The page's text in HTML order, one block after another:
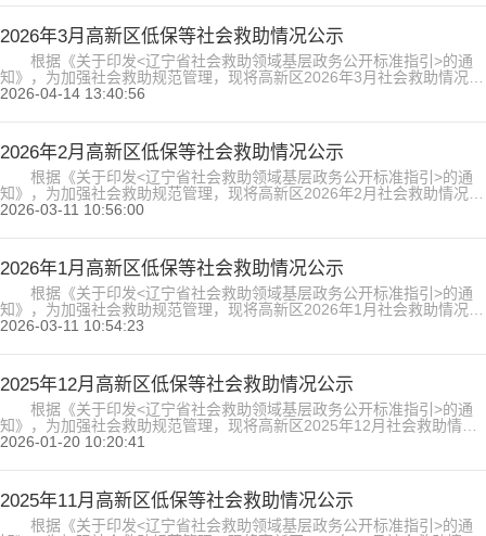
2026年3月高新区低保等社会救助情况公示
根据《关于印发<辽宁省社会救助领域基层政务公开标准指引>的通
知》，为加强社会救助规范管理，现将高新区2026年3月社会救助情况公
示如下。（详见附件）2026年3月高新区低保等社会救助情况公示.xls...
2026-04-14 13:40:56
2026年2月高新区低保等社会救助情况公示
根据《关于印发<辽宁省社会救助领域基层政务公开标准指引>的通
知》，为加强社会救助规范管理，现将高新区2026年2月社会救助情况公
示如下。（详见附件）2026年2月高新区低保等社会救助情况公示.xls...
2026-03-11 10:56:00
2026年1月高新区低保等社会救助情况公示
根据《关于印发<辽宁省社会救助领域基层政务公开标准指引>的通
知》，为加强社会救助规范管理，现将高新区2026年1月社会救助情况公
示如下。（详见附件）2026年1月高新区低保等社会救助情况公示.xls...
2026-03-11 10:54:23
2025年12月高新区低保等社会救助情况公示
根据《关于印发<辽宁省社会救助领域基层政务公开标准指引>的通
知》，为加强社会救助规范管理，现将高新区2025年12月社会救助情况
公示如下。（详见附件）2025年12月高新区低保等社会救助情况公
2026-01-20 10:20:41
2025年11月高新区低保等社会救助情况公示
根据《关于印发<辽宁省社会救助领域基层政务公开标准指引>的通